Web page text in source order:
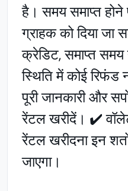
है। समय समाप्त
ग्राहक को दिया
क्रेडिट, समाप्त समय
स्थिति में कोई रिफंड
पूरी जानकारी और
रेंटल खरीदें। ✔️
रेंटल खरीदना इन
जाएगा।